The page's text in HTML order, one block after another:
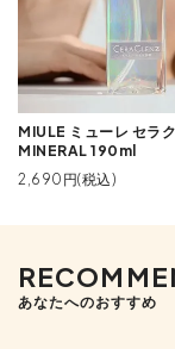
MIULE ミューレ セラ
MINERAL 190ml
2,690円(税込)
あなたへのおすすめ